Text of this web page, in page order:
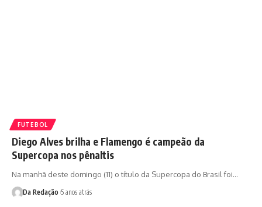
FUTEBOL
Diego Alves brilha e Flamengo é campeão da
Supercopa nos pênaltis
Na manhã deste domingo (11) o título da Supercopa do Brasil foi…
Da Redação 5 anos atrás